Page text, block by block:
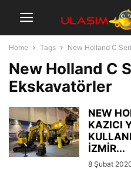
Home Tags New Holland C
New Holland C
Ekskavatörler
NEW
KAZICI
İZMİR...
8 Şubat